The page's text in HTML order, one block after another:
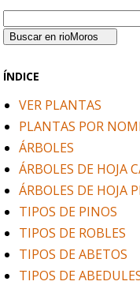
ÍNDICE
VER PLANTAS
PLANTAS POR
ÁRBOLES
ÁRBOLES DE HOJA
ÁRBOLES DE HOJA
TIPOS DE PINOS
TIPOS DE ROBLES
TIPOS DE ABETOS
TIPOS DE